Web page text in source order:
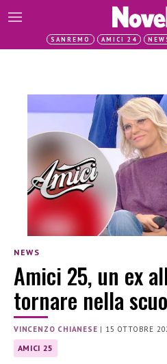
SANREMO AMICI 24
NEWS
Amici 25, un ex
tornare nella
VINCENZO CHIANESE | 15 OTTOBRE
AMICI 25